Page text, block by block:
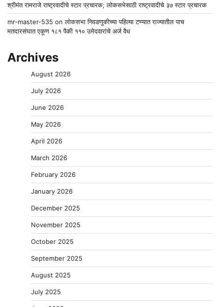
श्रीमंत रामराजे राष्ट्रवादीचे स्टार प्रचारक; लोकसभेसाठी राष्ट्रवादीचे ३७ स्टार प्रचारक
mr-master-535 onलोकसभा निवडणुकीच्या पहिल्या टप्प्यात राज्यातील पाच
मतदारसंघात एकूण १८१ पैकी ११० उमेदवारांचे अर्ज वैध
Archives
August 2026
July 2026
June 2026
May 2026
April 2026
March 2026
February 2026
January 2026
December 2025
November 2025
October 2025
September 2025
August 2025
July 2025